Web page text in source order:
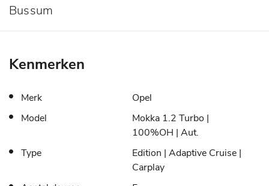
Bussum
Kenmerken
Merk
Opel
Model
Mokka 1.2 Turbo |
100%OH | Aut.
Type
Edition | Adaptive Cruise |
Carplay